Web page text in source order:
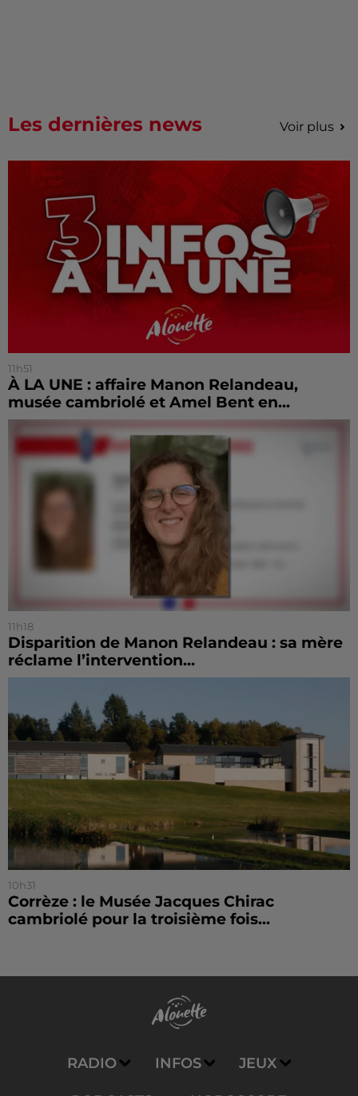
Les dernières news Voir plus
11h51
À LA UNE : affaire Manon Relandeau,
musée cambriolé et Amel Bent en...
11h18
Disparition de Manon Relandeau : sa mère
réclame l’intervention...
10h31
Corrèze : le Musée Jacques Chirac
cambriolé pour la troisième fois...
RADIO INFOS JEUX